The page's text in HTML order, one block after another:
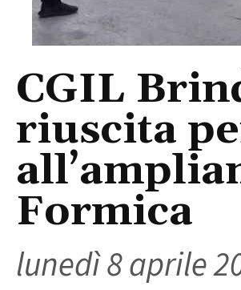
CGIL
riuscita
Formica
lunedì 8 aprile